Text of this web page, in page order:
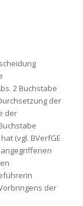
2 Buchstabe
der
der
(vgl. BVerfGE
der